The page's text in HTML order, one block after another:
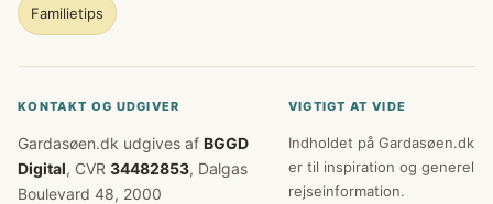
Familietips
KONTAKT OG UDGIVER
Gardasøen.dk udgives af BGGD
Digital, CVR 34482853, Dalgas
Boulevard 48, 2000
VIGTIGT AT VIDE
Indholdet på Gardasøen.dk
er til inspiration og generel
rejseinformation.